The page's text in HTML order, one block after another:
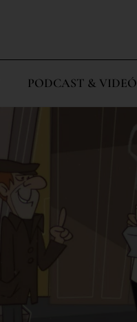
PODCAST & VIDEÓ